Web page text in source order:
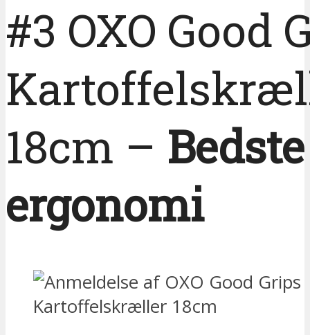
#3 OXO Good
18cm – Bedste
ergonomi